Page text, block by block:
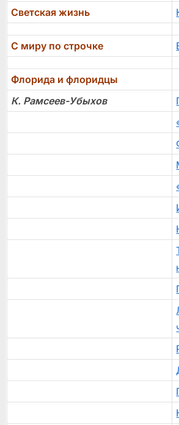
Светская жизнь
С миру по строчке
Флорида и флоридцы
К. Рамсеев-Убыхов